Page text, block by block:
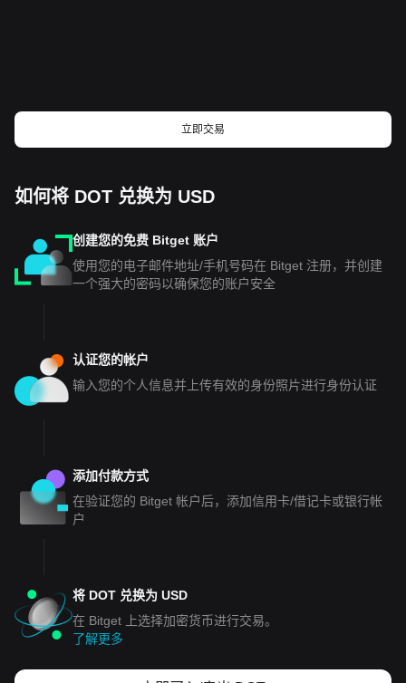
立即交易
如何将 DOT 兑换为 USD
创建您的免费 Bitget 账户
使用您的电子邮件地址/手机号码在 Bitget 注册，并创建
一个强大的密码以确保您的账户安全
认证您的帐户
输入您的个人信息并上传有效的身份照片进行身份认证
添加付款方式
在验证您的 Bitget 帐户后，添加信用卡/借记卡或银行帐
户
将 DOT 兑换为 USD
在 Bitget 上选择加密货币进行交易。
了解更多